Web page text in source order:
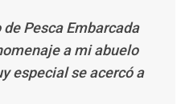
Pesca Embarcada
a mi abuelo
especial se acercó a